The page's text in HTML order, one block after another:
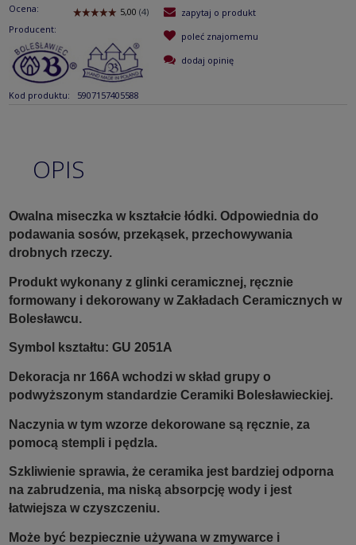
Ocena:
Producent:
Kod produktu: 5907157405588
zapytaj o produkt
poleć znajomemu
dodaj opinię
OPIS
Owalna miseczka w kształcie łódki. Odpowiednia do
podawania sosów, przekąsek, przechowywania
drobnych rzeczy.
Produkt wykonany z glinki ceramicznej, ręcznie
formowany i dekorowany w Zakładach Ceramicznych w
Bolesławcu.
Symbol kształtu: GU 2051A
Dekoracja nr 166A wchodzi w skład grupy o
podwyższonym standardzie Ceramiki Bolesławieckiej.
Naczynia w tym wzorze dekorowane są ręcznie, za
pomocą stempli i pędzla.
Szkliwienie sprawia, że ceramika jest bardziej odporna
na zabrudzenia, ma niską absorpcję wody i jest
łatwiejsza w czyszczeniu.
Może być bezpiecznie używana w zmywarce i